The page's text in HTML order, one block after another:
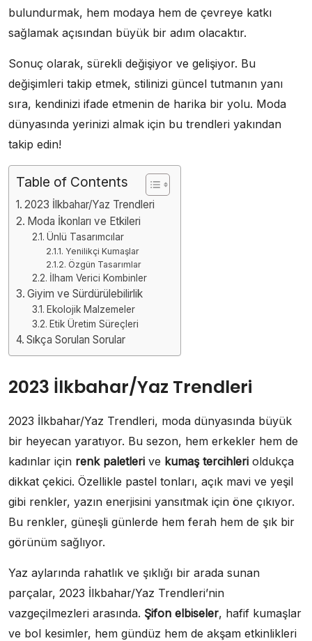
bulundurmak, hem modaya hem de çevreye katkı
sağlamak açısından büyük bir adım olacaktır.
Sonuç olarak, sürekli değişiyor ve gelişiyor. Bu
değişimleri takip etmek, stilinizi güncel tutmanın yanı
sıra, kendinizi ifade etmenin de harika bir yolu. Moda
dünyasında yerinizi almak için bu trendleri yakından
takip edin!
Table of Contents
2023 İlkbahar/Yaz Trendleri
Moda İkonları ve Etkileri
Ünlü Tasarımcılar
Yenilikçi Kumaşlar
Özgün Tasarımlar
İlham Verici Kombinler
Giyim ve Sürdürülebilirlik
Ekolojik Malzemeler
Etik Üretim Süreçleri
Sıkça Sorulan Sorular
2023 İlkbahar/Yaz Trendleri
2023 İlkbahar/Yaz Trendleri, moda dünyasında büyük
bir heyecan yaratıyor. Bu sezon, hem erkekler hem de
kadınlar için renk paletleri ve kumaş tercihleri oldukça
dikkat çekici. Özellikle pastel tonları, açık mavi ve yeşil
gibi renkler, yazın enerjisini yansıtmak için öne çıkıyor.
Bu renkler, güneşli günlerde hem ferah hem de şık bir
görünüm sağlıyor.
Yaz aylarında rahatlık ve şıklığı bir arada sunan
parçalar, 2023 İlkbahar/Yaz Trendleri’nin
vazgeçilmezleri arasında. Şifon elbiseler, hafif kumaşlar
ve bol kesimler, hem gündüz hem de akşam etkinlikleri